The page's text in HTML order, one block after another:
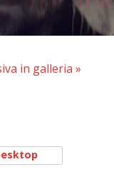
in galleria »